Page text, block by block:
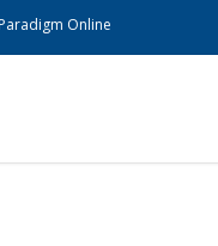
Online